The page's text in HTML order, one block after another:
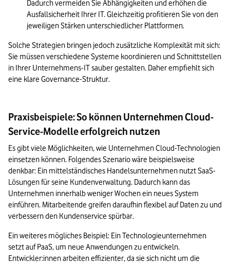
Dadurch vermeiden Sie Abhängigkeiten und erhöhen die
Ausfallsicherheit Ihrer IT. Gleichzeitig profitieren Sie von den
jeweiligen Stärken unterschiedlicher Plattformen.
Solche Strategien bringen jedoch zusätzliche Komplexität mit sich:
Sie müssen verschiedene Systeme koordinieren und Schnittstellen
in Ihrer Unternehmens-IT sauber gestalten. Daher empfiehlt sich
eine klare Governance-Struktur.
Praxisbeispiele: So können Unternehmen Cloud-
Service-Modelle erfolgreich nutzen
Es gibt viele Möglichkeiten, wie Unternehmen Cloud-Technologien
einsetzen können. Folgendes Szenario wäre beispielsweise
denkbar: Ein mittelständisches Handelsunternehmen nutzt SaaS-
Lösungen für seine Kundenverwaltung. Dadurch kann das
Unternehmen innerhalb weniger Wochen ein neues System
einführen. Mitarbeitende greifen daraufhin flexibel auf Daten zu und
verbessern den Kundenservice spürbar.
Ein weiteres mögliches Beispiel: Ein Technologieunternehmen
setzt auf PaaS, um neue Anwendungen zu entwickeln.
Entwickler:innen arbeiten effizienter, da sie sich nicht um die